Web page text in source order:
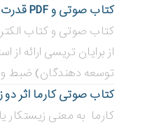
کتاب صوتی و PDF قدرت جذبه از برایان تریسی
از برایان تریسی ارائه
توسعه دهندگان) ضبط
کتاب صوتی کارما اثر دو
کارما به معنی زیستکار